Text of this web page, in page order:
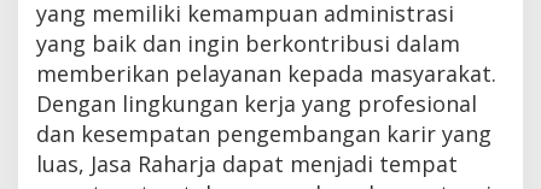
yang memiliki kemampuan administrasi
yang baik dan ingin berkontribusi dalam
memberikan pelayanan kepada masyarakat.
Dengan lingkungan kerja yang profesional
dan kesempatan pengembangan karir yang
luas, Jasa Raharja dapat menjadi tempat